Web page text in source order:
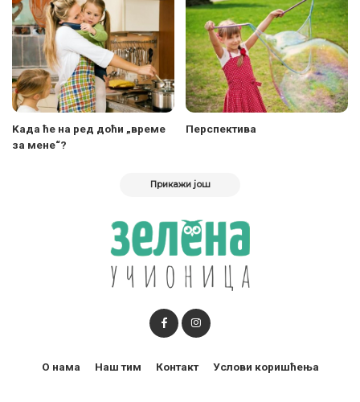
Kада ће на ред доћи „време
за мене“?
Перспектива
Прикажи још
О нама Наш тим Контакт Услови коришћења